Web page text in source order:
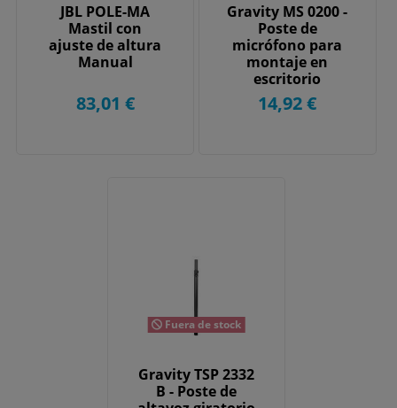
JBL POLE-MA
Mastil con
ajuste de altura
Manual
83,01 €
Gravity MS 0200 -
Poste de
micrófono para
montaje en
escritorio
14,92 €
Fuera de stock
Gravity TSP 2332
B - Poste de